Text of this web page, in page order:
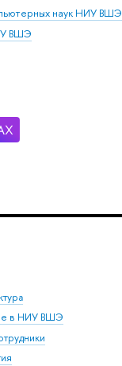
наук НИУ ВШЭ
ВШЭ
в НИУ ВШЭ